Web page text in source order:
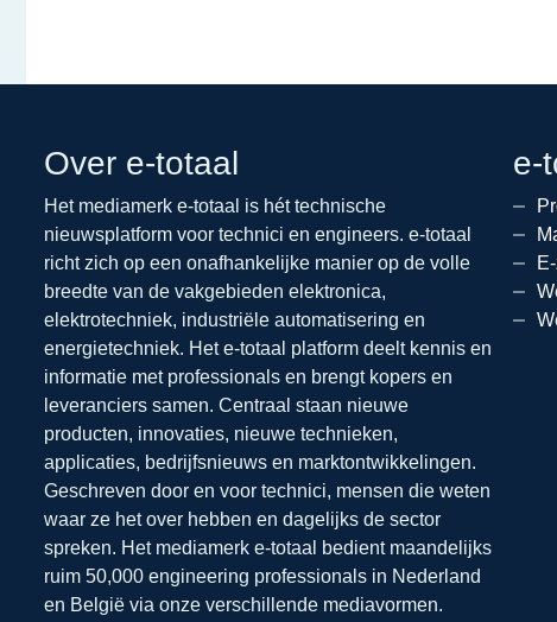
Over e-totaal
Het mediamerk e-totaal is hét technische
nieuwsplatform voor technici en engineers. e-totaal
richt zich op een onafhankelijke manier op de volle
breedte van de vakgebieden elektronica,
elektrotechniek, industriële automatisering en
energietechniek. Het e-totaal platform deelt kennis en
informatie met professionals en brengt kopers en
leveranciers samen. Centraal staan nieuwe
producten, innovaties, nieuwe technieken,
applicaties, bedrijfsnieuws en marktontwikkelingen.
Geschreven door en voor technici, mensen die weten
waar ze het over hebben en dagelijks de sector
spreken. Het mediamerk e-totaal bedient maandelijks
ruim 50,000 engineering professionals in Nederland
en België via onze verschillende mediavormen.
e-